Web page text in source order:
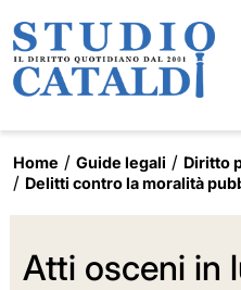
Home Guide legali
Diritto
Delitti contro la moralità
Atti osceni in